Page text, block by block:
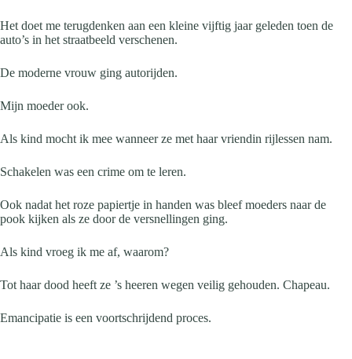
Het doet me terugdenken aan een kleine vijftig jaar geleden toen de
auto’s in het straatbeeld verschenen.
De moderne vrouw ging autorijden.
Mijn moeder ook.
Als kind mocht ik mee wanneer ze met haar vriendin rijlessen nam.
Schakelen was een crime om te leren.
Ook nadat het roze papiertje in handen was bleef moeders naar de
pook kijken als ze door de versnellingen ging.
Als kind vroeg ik me af, waarom?
Tot haar dood heeft ze ’s heeren wegen veilig gehouden. Chapeau.
Emancipatie is een voortschrijdend proces.